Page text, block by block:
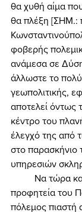
θα χυθή αίμα που
θα πλέξη [ΣΗΜ.:
φοβερής
ανάμεσα σε
άλλωστε το
γεωπολιτικής,
αποτελεί όντως
κέντρο του
έλεγχό της από
στο παρασκήνιο
υπηρεσιών
προφητεία του
πόλεμος πιαστή